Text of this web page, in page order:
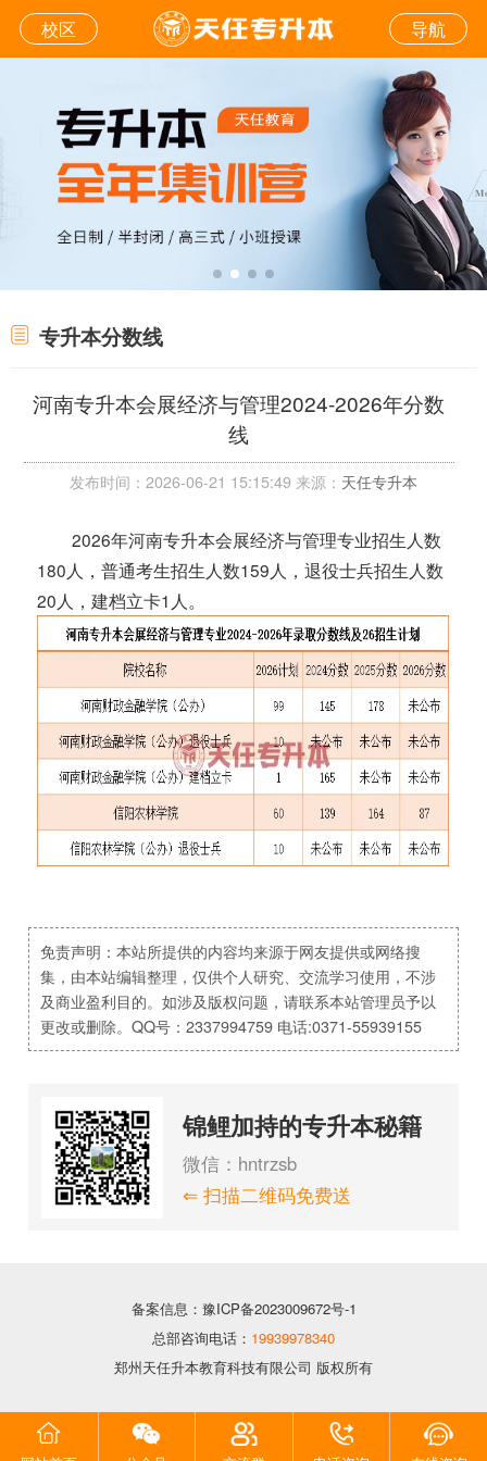
校区 导航
专升本分数线
河南专升本会展经济与管理2024-2026年分数
线
发布时间：2026-06-21 15:15:49 来源： 天任专升本
2026年河南专升本会展经济与管理专业招生人数
180人，普通考生招生人数159人，退役士兵招生人数
20人，建档立卡1人。
免责声明：本站所提供的内容均来源于网友提供或网络搜
集，由本站编辑整理，仅供个人研究、交流学习使用，不涉
及商业盈利目的。如涉及版权问题，请联系本站管理员予以
更改或删除。QQ号：2337994759 电话:0371-55939155
锦鲤加持的专升本秘籍
微信：hntrzsb
⇐ 扫描二维码免费送
备案信息：豫ICP备2023009672号-1
总部咨询电话： 19939978340
郑州天任升本教育科技有限公司 版权所有